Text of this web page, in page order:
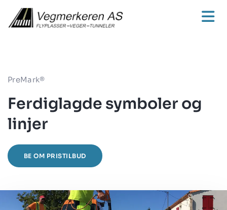
PreMark®
Ferdiglagde symboler og
linjer
BE OM PRISTILBUD